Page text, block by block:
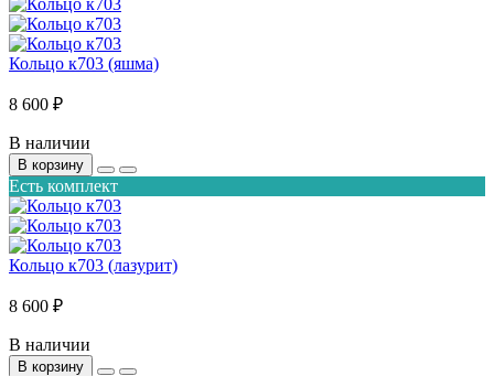
Кольцо к703 (яшма)
8 600 ₽
В наличии
В корзину
Есть комплект
Кольцо к703 (лазурит)
8 600 ₽
В наличии
В корзину